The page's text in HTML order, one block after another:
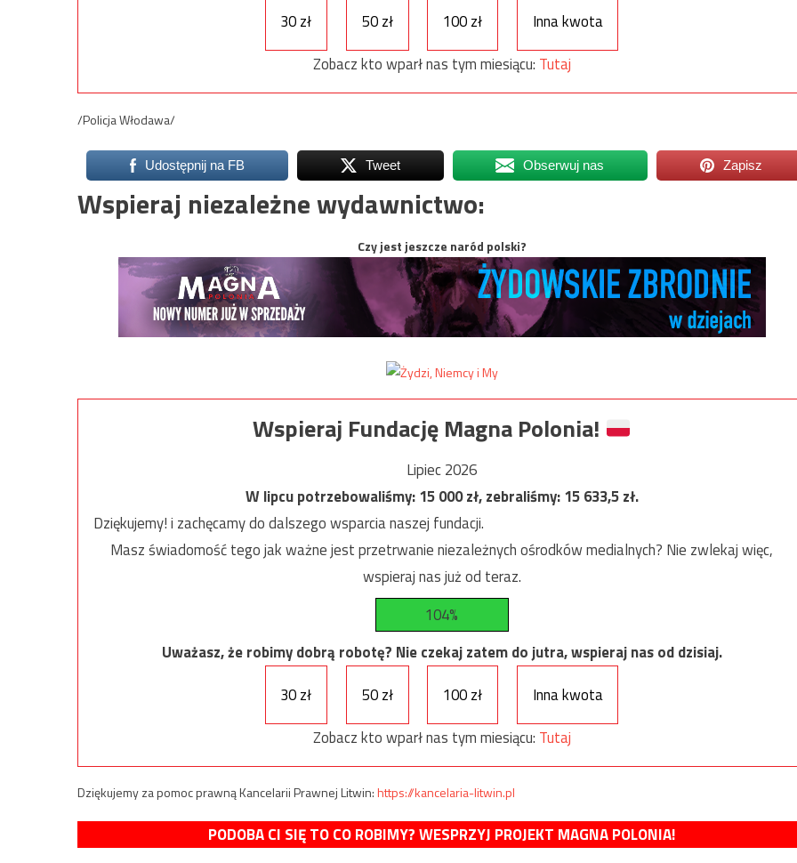
30 zł 50 zł 100 zł
Inna kwota
Zobacz kto wparł nas tym miesiącu: Tutaj
/Policja Włodawa/
Udostępnij na FB Tweet Obserwuj nas Zapisz
Wspieraj niezależne wydawnictwo:
Czy jest jeszcze naród polski?
Wspieraj Fundację Magna Polonia!
Lipiec 2026
W lipcu potrzebowaliśmy:15 000zł, zebraliśmy:15 633,5zł.
Dziękujemy! i zachęcamy do dalszego wsparcia naszej fundacji.
Masz świadomość tego jak ważne jest przetrwanie niezależnych ośrodków medialnych? Nie zwlekaj więc,
wspieraj nas już od teraz.
104%
Uważasz, że robimy dobrą robotę? Nie czekaj zatem do jutra, wspieraj nas od dzisiaj.
30 zł
50 zł 100 zł
Inna kwota
Zobacz kto wparł nas tym miesiącu: Tutaj
Dziękujemy za pomoc prawną Kancelarii Prawnej Litwin:https://kancelaria-litwin.pl
PODOBA CI SIĘ TO CO ROBIMY? WESPRZYJ PROJEKT MAGNA POLONIA!